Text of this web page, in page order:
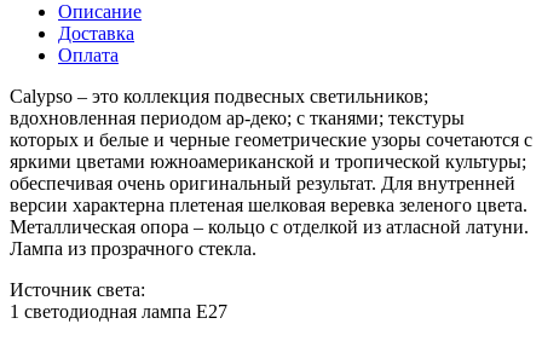
Описание
Доставка
Оплата
Calypso – это коллекция подвесных светильников;
вдохновленная периодом ар-деко; с тканями; текстуры
которых и белые и черные геометрические узоры сочетаются с
яркими цветами южноамериканской и тропической культуры;
обеспечивая очень оригинальный результат. Для внутренней
версии характерна плетеная шелковая веревка зеленого цвета.
Металлическая опора – кольцо с отделкой из атласной латуни.
Лампа из прозрачного стекла.
Источник света:
1 светодиодная лампа E27